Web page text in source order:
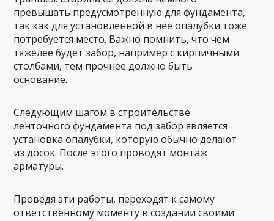
превышать предусмотренную для фундамента,
так как для установленной в нее опалубки тоже
потребуется место. Важно помнить, что чем
тяжелее будет забор, например с кирпичными
столбами, тем прочнее должно быть
основание.
Следующим шагом в строительстве
ленточного фундамента под забор является
установка опалубки, которую обычно делают
из досок. После этого проводят монтаж
арматуры.
Проведя эти работы, переходят к самому
ответственному моменту в создании своими